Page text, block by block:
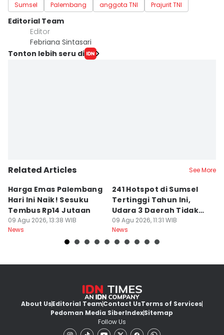
Sumsel Palembang anggota TNI Prajurit TNI
Editorial Team
Editor
Febriana Sintasari
Tonton lebih seru di
Related Articles See More
Harga Emas Palembang
Hari Ini Naik! Sesuku
Tembus Rp14 Jutaan
09 Agu 2026, 13:38 WIB
News
241 Hotspot di Sumsel
Tertinggi Tahun Ini,
Udara 3 Daerah Tidak
Sehat
09 Agu 2026, 11:31 WIB
News
About UsEditorial TeamContact UsTerms of Services
Pedoman Media SiberIndexSitemap
Follow Us